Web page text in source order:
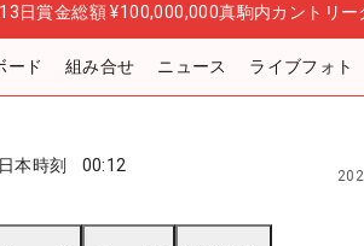
日賞金総額 ¥100,000,000真駒内カントリー
ード 組み合せ ニュース ライブフォト
日本時刻 00:12